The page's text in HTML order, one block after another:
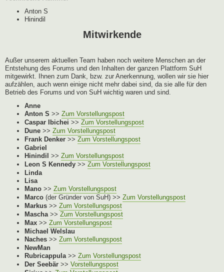
Anton S
Hinindil
Mitwirkende
Außer unserem aktuellen Team haben noch weitere Menschen an der
Entstehung des Forums und den Inhalten der ganzen Plattform SuH
mitgewirkt. Ihnen zum Dank, bzw. zur Anerkennung, wollen wir sie hier
aufzählen, auch wenn einige nicht mehr dabei sind, da sie alle für den
Betrieb des Forums und von SuH wichtig waren und sind.
Anne
Anton S >> Zum Vorstellungspost
Caspar Ibichei >> Zum Vorstellungspost
Dune >> Zum Vorstellungspost
Frank Denker >> Zum Vorstellungspost
Gabriel
Hinindil >> Zum Vorstellungspost
Leon S Kennedy >> Zum Vorstellungspost
Linda
Lisa
Mano >> Zum Vorstellungspost
Marco (der Gründer von SuH) >> Zum Vorstellungspost
Markus >> Zum Vorstellungspost
Mascha >> Zum Vorstellungspost
Max >> Zum Vorstellungspost
Michael Welslau
Naches >> Zum Vorstellungspost
NewMan
Rubricappula >> Zum Vorstellungspost
Der Seebär >> Vorstellungspost